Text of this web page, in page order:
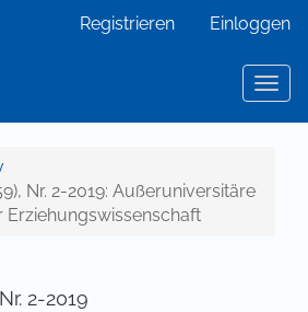
Registrieren Einloggen
Nr. 2-2019: Außeruniversitäre
Erziehungswissenschaft
2-2019